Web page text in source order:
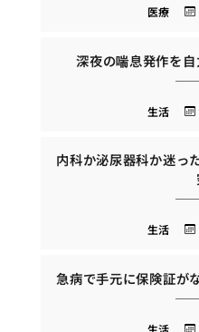
医療
深夜の喘息発作を
生活
内科か泌尿器科か迷っ
生活
急病で手元に保険証が
生活